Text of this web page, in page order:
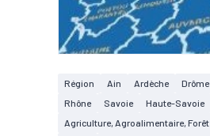
Région Ain Ardèche Drôme
Rhône
Savoie
Haute-Savoie
Agriculture, Agroalimentaire, Forêt